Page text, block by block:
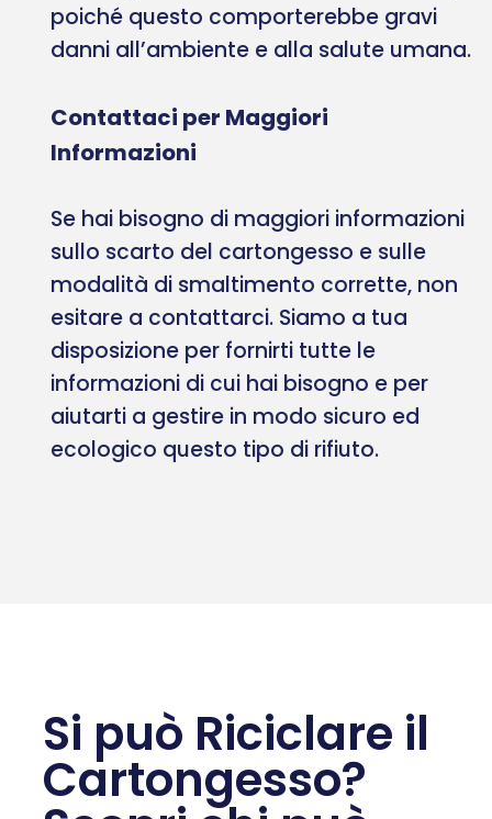
poiché questo comporterebbe gravi
danni all’ambiente e alla salute umana.
Contattaci per Maggiori
Informazioni
Se hai bisogno di maggiori informazioni
sullo scarto del cartongesso e sulle
modalità di smaltimento corrette, non
esitare a contattarci. Siamo a tua
disposizione per fornirti tutte le
informazioni di cui hai bisogno e per
aiutarti a gestire in modo sicuro ed
ecologico questo tipo di rifiuto.
Si può Riciclare il
Cartongesso?